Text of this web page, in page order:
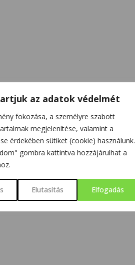
az adatok védelmét
fokozása, a személyre szabott
megjelenítése, valamint a
érdekében sütiket (cookie) használunk.
gombra kattintva hozzájárulhat a
Elutasítás Elfogadás